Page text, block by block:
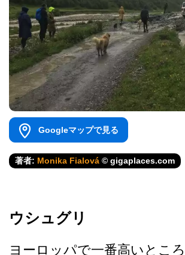
Googleマップで見る
著者: Monika Fialová © gigaplaces.com
ウシュグリ
ヨーロッパで一番高いとこ